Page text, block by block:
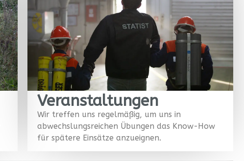
Veranstaltungen
Wir treffen uns regelmäßig, um uns in
abwechslungsreichen Übungen das Know-How
für spätere Einsätze anzueignen.